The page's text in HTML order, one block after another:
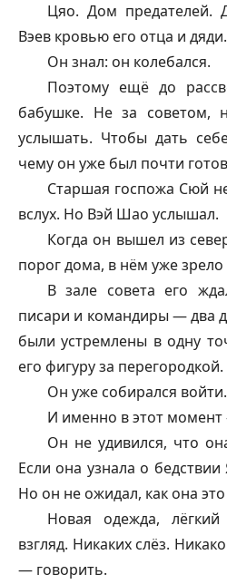
Цяо. Дом предателей.
Вэев кровью его отца и дяди.
Он знал: он колебался.
Поэтому ещё до
бабушке. Не за советом,
услышать. Чтобы дать
чему он уже был почти
Старшая госпожа Сюй
вслух. Но Вэй Шао услышал.
Когда он вышел из
порог дома, в нём уже
В зале совета его
писари и командиры — два
были устремлены в одну
его фигуру за перегородкой.
Он уже собирался войти.
И именно в этот
Он не удивился, что
Если она узнала о
Но он не ожидал, как она это
Новая одежда,
взгляд. Никаких слёз.
— говорить.